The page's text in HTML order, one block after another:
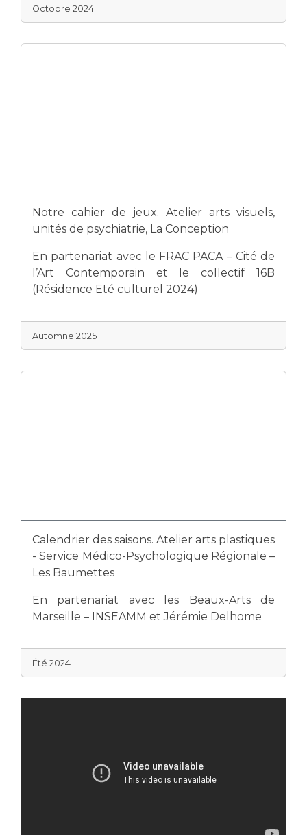
Octobre 2024
Notre cahier de jeux. Atelier arts visuels,
unités de psychiatrie, La Conception
En partenariat avec le FRAC PACA – Cité de
l’Art Contemporain et le collectif 16B
(Résidence Eté culturel 2024)
Automne 2025
Calendrier des saisons. Atelier arts plastiques
- Service Médico-Psychologique Régionale –
Les Baumettes
En partenariat avec les Beaux-Arts de
Marseille – INSEAMM et Jérémie Delhome
Été 2024